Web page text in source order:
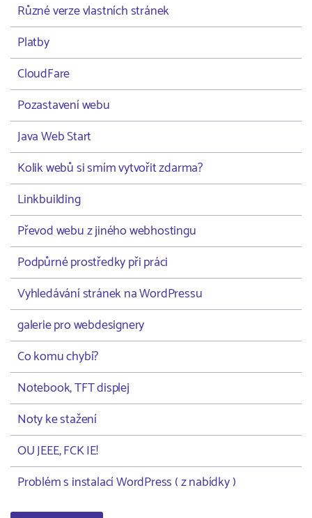
Různé verze vlastních stránek
Platby
CloudFare
Pozastavení webu
Java Web Start
Kolik webů si smím vytvořit zdarma?
Linkbuilding
Převod webu z jiného webhostingu
Podpůrné prostředky při práci
Vyhledávání stránek na WordPressu
galerie pro webdesignery
Co komu chybí?
Notebook, TFT displej
Noty ke stažení
OU JEEE, FCK IE!
Problém s instalací WordPress ( z nabídky )